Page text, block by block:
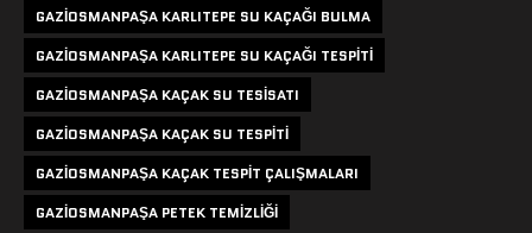
GAZIOSMANPAŞA KARLITEPE SU KAÇAĞI BULMA
GAZIOSMANPAŞA KARLITEPE SU KAÇAĞI TESPITI
GAZIOSMANPAŞA KAÇAK SU TESISATI
GAZIOSMANPAŞA KAÇAK SU TESPITI
GAZIOSMANPAŞA KAÇAK TESPIT ÇALIŞMALARI
GAZIOSMANPAŞA PETEK TEMIZLIĞI